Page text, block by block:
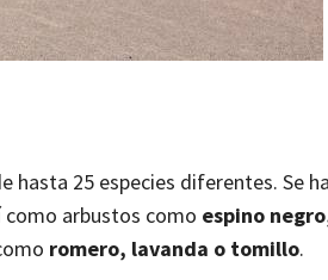
hasta 25 especies diferentes. Se
como arbustos como espino
romero, lavanda o tomillo.